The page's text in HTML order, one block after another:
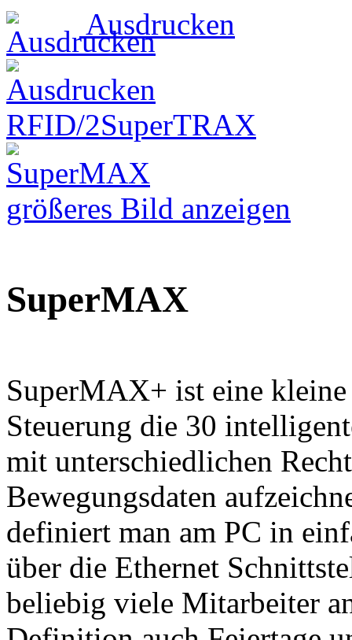
Ausdrucken
RFID/2SuperTRAX
größeres Bild anzeigen
SuperMAX
SuperMAX+ ist eine
Steuerung die 30
mit unterschiedlichen
Bewegungsdaten
definiert man am PC in
über die Ethernet
beliebig viele Mitarbeiter